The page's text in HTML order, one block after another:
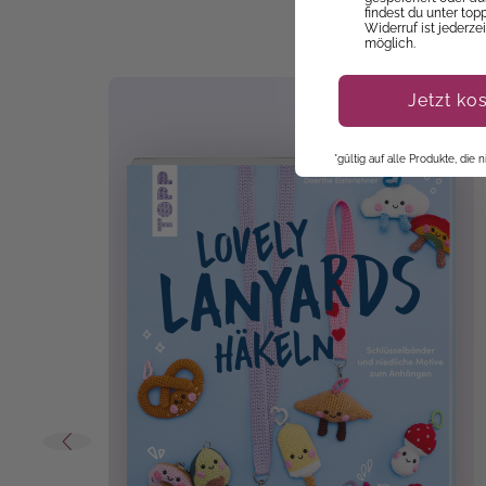
findest du unter
Widerruf ist
möglich.
Jetzt
*gültig auf alle Produkte, die